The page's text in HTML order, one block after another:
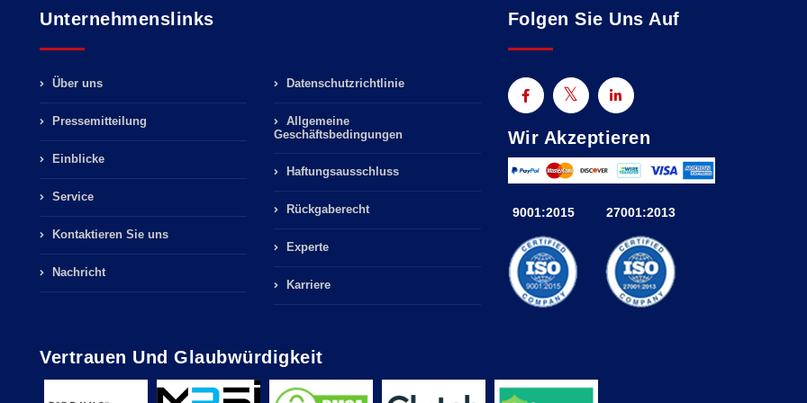
Unternehmenslinks
Über uns
Pressemitteilung
Einblicke
Service
Kontaktieren Sie uns
Nachricht
Datenschutzrichtlinie
Allgemeine
Geschäftsbedingungen
Haftungsausschluss
Rückgaberecht
Experte
Karriere
Folgen Sie Uns Auf
Wir Akzeptieren
9001:2015 27001:2013
Vertrauen Und Glaubwürdigkeit